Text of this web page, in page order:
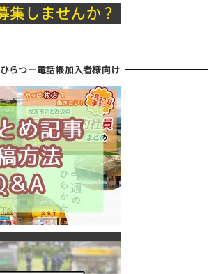
ひらつー電話帳加入者様向け